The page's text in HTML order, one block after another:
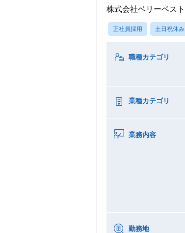
株式会社ベリーベスト
正社員採用 土日祝休み
職種カテゴリ
業種カテゴリ
業務内容
勤務地